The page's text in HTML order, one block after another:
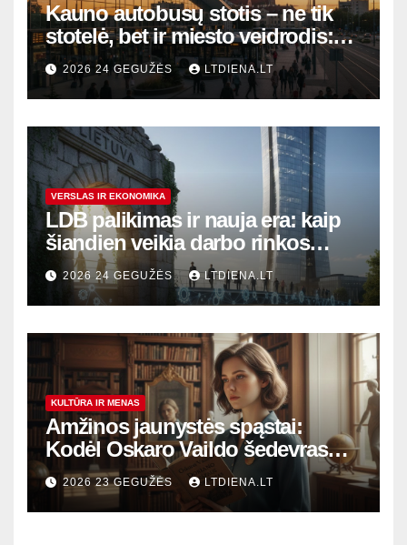
Kauno autobusų stotis – ne tik
stotelė, bet ir miesto veidrodis:
modernūs vartai į laikinąją
sostinę
2026 24 GEGUŽĖS LTDIENA.LT
VERSLAS IR EKONOMIKA
LDB palikimas ir nauja era: kaip
šiandien veikia darbo rinkos
variklis Lietuvoje?
2026 24 GEGUŽĖS LTDIENA.LT
KULTŪRA IR MENAS
Amžinos jaunystės spąstai:
Kodėl Oskaro Vaildo šedevras
šiandien aktualesnis nei bet
kada?
2026 23 GEGUŽĖS LTDIENA.LT